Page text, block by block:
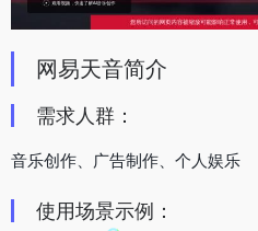
网易天音简介
需求人群：
音乐创作、广告制作、个人娱乐
使用场景示例：